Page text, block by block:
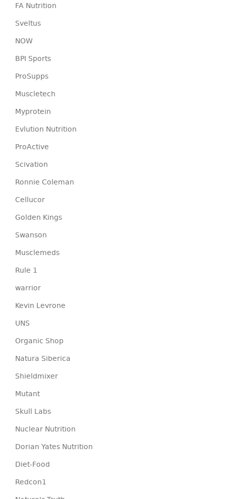
FA Nutrition
Sveltus
NOW
BPI Sports
ProSupps
Muscletech
Myprotein
Evlution Nutrition
ProActive
Scivation
Ronnie Coleman
Cellucor
Golden Kings
Swanson
Musclemeds
Rule 1
warrior
Kevin Levrone
UNS
Organic Shop
Natura Siberica
Shieldmixer
Mutant
Skull Labs
Nuclear Nutrition
Dorian Yates Nutrition
Diet-Food
Redcon1